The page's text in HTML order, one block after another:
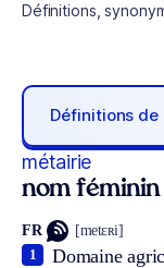
Définitions,
Définitions de
métairie
nom féminin
FR [metɛʀi]
Domaine
1